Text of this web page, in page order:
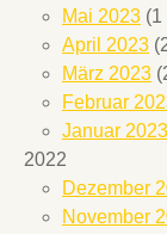
Mai 2023 (1
April 2023
März 2023
Februar
Januar 2023
2022
Dezember
November